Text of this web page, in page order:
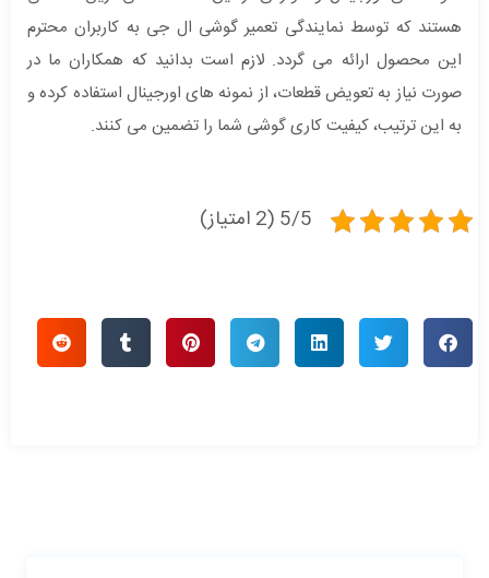
هستند که توسط نمایندگی تعمیر گوشی ال جی به کاربران محترم
این محصول ارائه می گردد. لازم است بدانید که همکاران ما در
صورت نیاز به تعویض قطعات، از نمونه های اورجینال استفاده کرده و
به این ترتیب، کیفیت کاری گوشی شما را تضمین می کنند.
5/5 (2 امتیاز)